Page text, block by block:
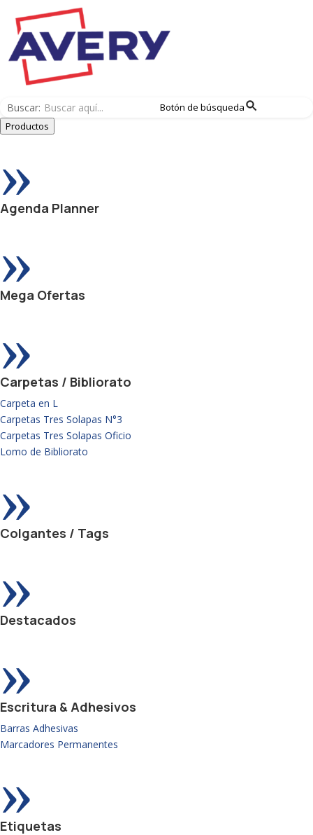
Buscar:
Botón de búsqueda
Productos
»
Agenda Planner
»
Mega Ofertas
»
Carpetas / Bibliorato
Carpeta en L
Carpetas Tres Solapas N°3
Carpetas Tres Solapas Oficio
Lomo de Bibliorato
»
Colgantes / Tags
»
Destacados
»
Escritura & Adhesivos
Barras Adhesivas
Marcadores Permanentes
»
Etiquetas